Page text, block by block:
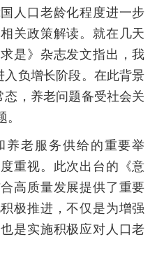
人口老龄化程度进一步
关政策解读。就在几天
是》杂志发文指出，我
入负增长阶段。在此背景
态，养老问题备受社会关
养老服务供给的重要举
重视。此次出台的《意
高质量发展提供了重要
极推进，不仅是为增强
是实施积极应对人口老